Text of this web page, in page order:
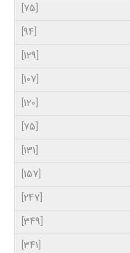
[75]
[94]
[129]
[107]
[120]
[75]
[131]
[157]
[247]
[349]
[341]